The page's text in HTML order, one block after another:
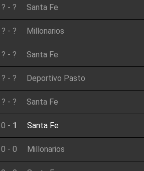
? - ? Santa Fe
? - ? Millonarios
? - ? Santa Fe
? - ? Deportivo Pasto
? - ? Santa Fe
0 - 1 Santa Fe
0 - 0 Millonarios